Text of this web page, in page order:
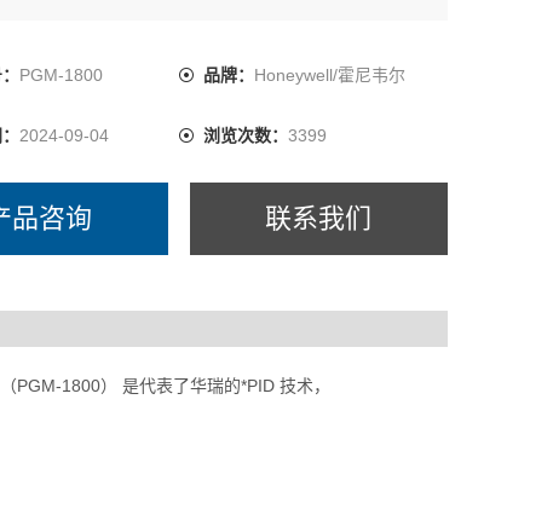
进行快速、可靠、精确的检测，适用于存在有毒/可
险工作环境，能为现场工作人员提供有效的个人安全
PGM-1800 品牌： Honeywell/霍尼韦尔
2024-09-04 浏览次数： 3399
品咨询 联系我们
PGM-1800） 是代表了华瑞的*PID 技术，